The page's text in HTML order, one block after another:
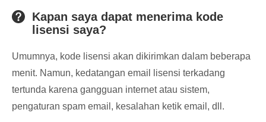
Kapan saya dapat menerima kode
lisensi saya?
Umumnya, kode lisensi akan dikirimkan dalam beberapa
menit. Namun, kedatangan email lisensi terkadang
tertunda karena gangguan internet atau sistem,
pengaturan spam email, kesalahan ketik email, dll.